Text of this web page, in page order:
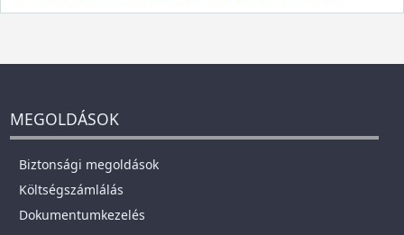
MEGOLDÁSOK
Biztonsági megoldások
Költségszámlálás
Dokumentumkezelés